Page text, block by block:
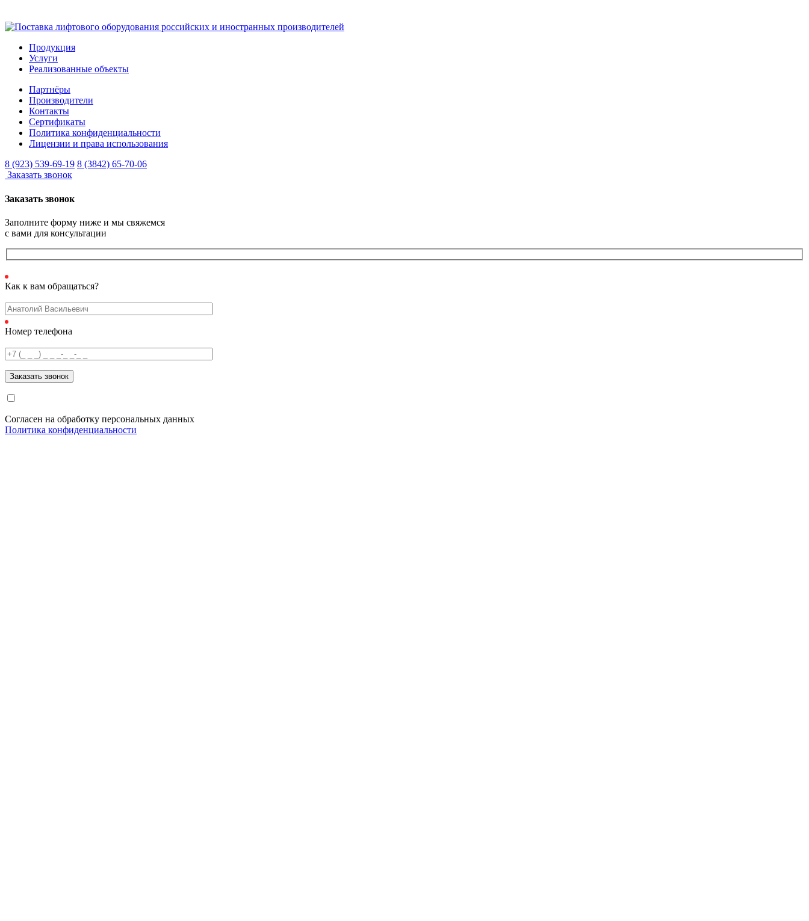
Продукция
Услуги
Реализованные объекты
Партнёры
Производители
Контакты
Сертификаты
Политика конфиденциальности
Лицензии и права использования
8 (923) 539-69-19 8 (3842) 65-70-06
Заказать звонок
Заказать звонок
Заполните форму ниже и мы свяжемся
с вами для консультации
Как к вам обращаться?
Номер телефона
Согласен на обработку персональных данных
Политика конфиденциальности